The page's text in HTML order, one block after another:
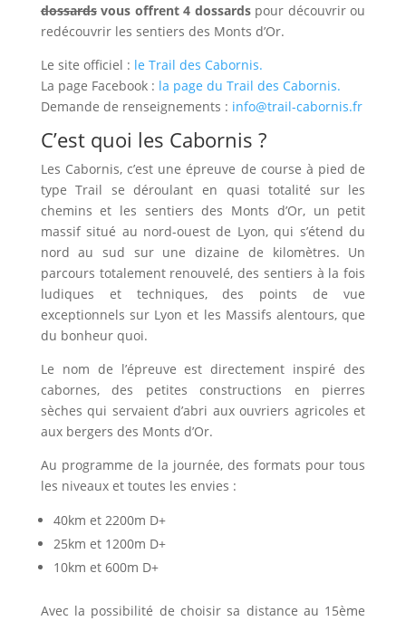
dossardsvous offrent 4 dossardspour découvrir ou
redécouvrir les sentiers des Monts d’Or.
Le site officiel : le Trail des Cabornis.
La page Facebook : la page du Trail des Cabornis.
Demande de renseignements : info@trail-cabornis.fr
C’est quoi les Cabornis ?
Les Cabornis, c’est une épreuve de course à pied de
type Trail se déroulant en quasi totalité sur les
chemins et les sentiers des Monts d’Or, un petit
massif situé au nord-ouest de Lyon, qui s’étend du
nord au sud sur une dizaine de kilomètres. Un
parcours totalement renouvelé, des sentiers à la fois
ludiques et techniques, des points de vue
exceptionnels sur Lyon et les Massifs alentours, que
du bonheur quoi.
Le nom de l’épreuve est directement inspiré des
cabornes, des petites constructions en pierres
sèches qui servaient d’abri aux ouvriers agricoles et
aux bergers des Monts d’Or.
Au programme de la journée, des formats pour tous
les niveaux et toutes les envies :
40km et 2200m D+
25km et 1200m D+
10km et 600m D+
Avec la possibilité de choisir sa distance au 15ème